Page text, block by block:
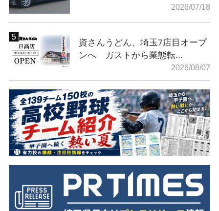
2026/07/18
資さんうどん、埼玉7店目オープ
ンへ ガストから業態転...
2026/08/07